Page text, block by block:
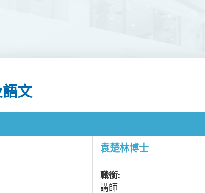
文
袁楚林博士
職銜:
講師